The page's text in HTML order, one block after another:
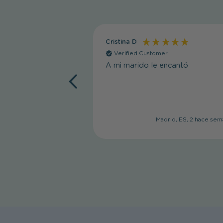
Cristina D
Verified Customer
A mi marido le encantó
Madrid, ES, 2 hace